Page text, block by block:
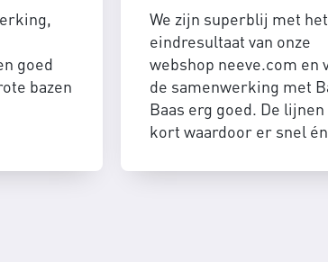
goed
bazen
We zijn superblij met het
eindresultaat van onze
webshop neeve.com en
de samenwerking met
Baas erg goed. De
kort waardoor er snel én
worden.